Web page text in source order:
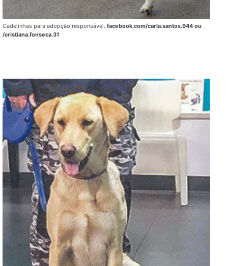
Cadelinhas para adopção responsável. facebook.com/carla.santos.944 ou
/cristiana.fonseca.31